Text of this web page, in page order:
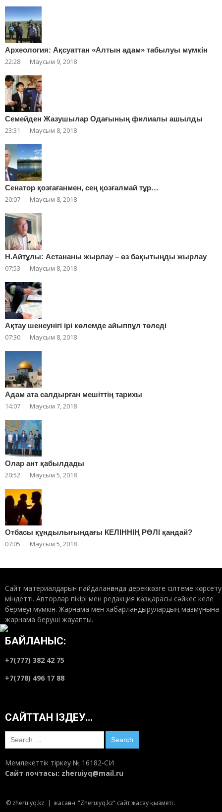
Археология: Ақсуаттан «Алтын адам» табылуы мүмкін
22:28 Маусым 9, 2018
Cемейден Жазушылар Одағының филиалы ашылды
23:31 Маусым 8, 2018
Сенатор қозғағанмен, сең қозғалмай тұр…
20:07 Маусым 8, 2018
Н.Айтұлы: Астананы жырлау – өз бақытыңды жырлау
07:53 Маусым 8, 2018
Ақтау шенеунігі ірі көлемде айыппұл төледі
07:30 Маусым 8, 2018
Адам ата салдырған мешіттің тарихы
14:07 Маусым 7, 2018
Олар ант қабылдады
20:52 Маусым 5, 2018
Отбасы құндылығындағы КЕЛІННІҢ РӨЛІ қандай?
07:05 Маусым 5, 2018
Сайт материалдарын пайдаланғанда дереккөзге сілтеме көрсету
міндетті. Авторлар пікірі мен редакция көзқарасы сәйкес келе
бермеуі мүмкін. Жарнама мен хабарландырулардың мазмұнына
жарнама беруші жауапты.
БАЙЛАНЫС:
+7(777) 382 42 75
+7(778) 496 17 88
САЙТТАН ІЗДЕУ…
Search
for:
Мемлекеттік тіркеу № 16182-СИ
Сайт почтасы: zheruiyq@mail.ru
© zheruiyq.kz | жасаған "Zheruiyq.kz" сайт жасау қызметі .